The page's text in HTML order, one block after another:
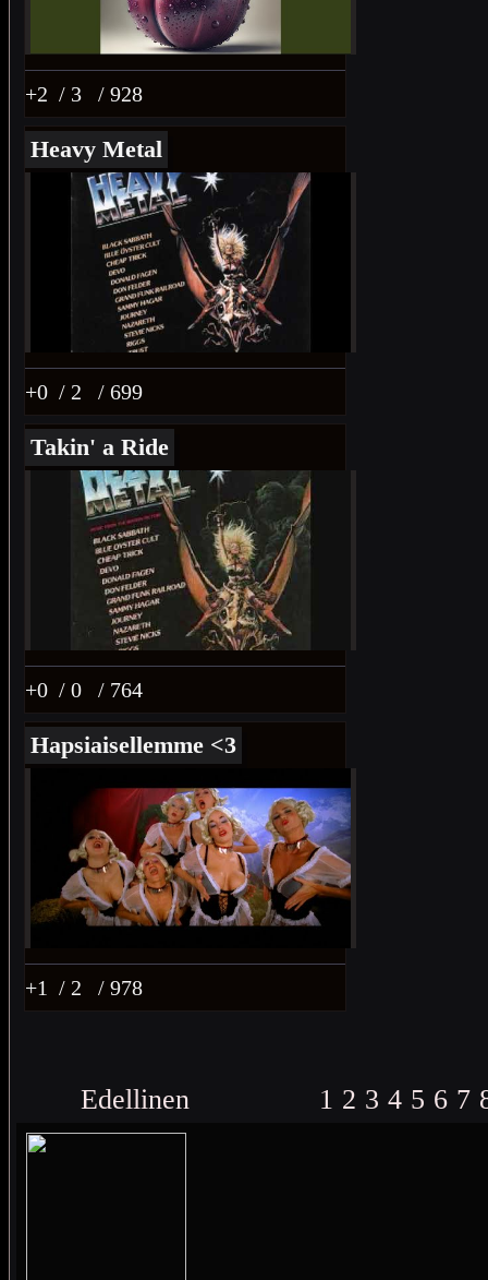
+2 / 3 / 928
Heavy Metal
+0 / 2 / 699
Takin' a Ride
+0 / 0 / 764
Hapsiaisellemme <3
+1 / 2 / 978
Edellinen 1 2 3 4 5 6 7